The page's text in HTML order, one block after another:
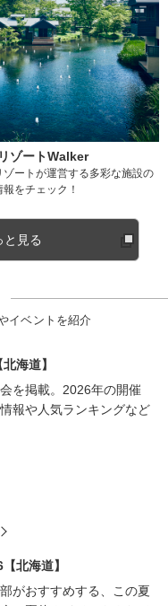
ゾートWalker
ゾートが運営する多彩な施設の
報をチェック！
と見る
イベントを紹介
海道】
を掲載。2026年の開催
報や人気ランキングなど
北海道】
がおすすめする、この夏